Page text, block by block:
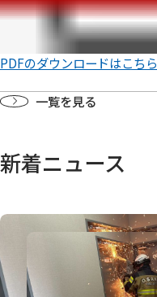
PDFのダウンロードはこちら
一覧を見る
新着ニュース